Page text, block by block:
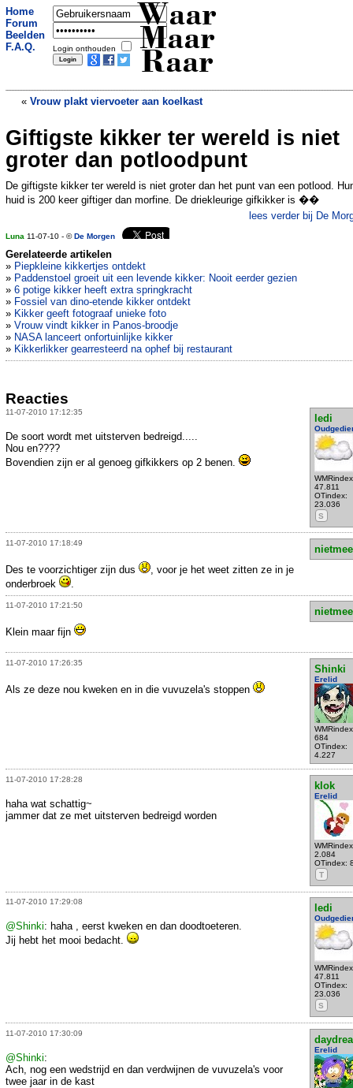
Home
Forum
Beelden
F.A.Q.
Login onthouden
Waar
Maar
Raar
« Vrouw plakt viervoeter aan koelkast
Spreeuwenjagers zetten vuvuzela in»
Giftigste kikker ter wereld is niet
groter dan potloodpunt
De giftigste kikker ter wereld is niet groter dan het punt van een potlood.
huid is 200 keer giftiger dan morfine. De driekleurige gifkikker is ��
lees verder bij De
Luna 11-07-10 - ©De Morgen
Gerelateerde artikelen
» Piepkleine kikkertjes ontdekt
» Paddenstoel groeit uit een levende kikker: Nooit eerder gezien
» 6 potige kikker heeft extra springkracht
» Fossiel van dino-etende kikker ontdekt
» Kikker geeft fotograaf unieke foto
» Vrouw vindt kikker in Panos-broodje
» NASA lanceert onfortuinlijke kikker
» Kikkerlikker gearresteerd na ophef bij restaurant
Reacties
11-07-2010 17:12:35
ledi
47.811
OTindex:
23.036
S
De soort wordt met uitsterven bedreigd.....
Nou en????
Bovendien zijn er al genoeg gifkikkers op 2 benen.
11-07-2010 17:18:49
Des te voorzichtiger zijn dus
, voor je het weet zitten ze in je
onderbroek
11-07-2010 17:21:50
Klein maar fijn
11-07-2010 17:26:35
Shinki
Erelid
684
OTindex:
4.227
Als ze deze nou kweken en in die vuvuzela's stoppen
11-07-2010 17:28:28
klok
Erelid
2.084
OTindex:
T
haha wat schattig~
jammer dat ze met uitsterven bedreigd worden
11-07-2010 17:29:08
ledi
47.811
OTindex:
23.036
S
@Shinki: haha , eerst kweken en dan doodtoeteren.
Jij hebt het mooi bedacht.
11-07-2010 17:30:09
Erelid
@Shinki:
Ach, nog een wedstrijd en dan verdwijnen de vuvuzela's voor
twee jaar in de kast